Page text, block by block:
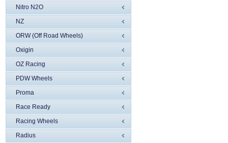
Nitro N2O
NZ
ORW (Off Road Wheels)
Oxigin
OZ Racing
PDW Wheels
Proma
Race Ready
Racing Wheels
Radius